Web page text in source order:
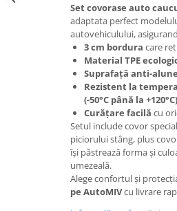
Pompa Spalator Parbriz
Accesorii Camioane
Lampi si Proiectoare Camion
Marcaje si Echipamente de
Accesorii Cabina Camion
Echipamente Electrice si
Echipamente ADR si Utilitare
Set covorase auto
adaptata perfect
autovehiculului,
3 cm bordura care
Material TPE
Suprafaţă anti-
Rezistent la
(-50°C până la +120°C)
Curățare facilă cu
Setul include covor
piciorului stâng, plus
își păstrează forma și
umezeală.
Alege confortul și
pe AutoMIVcu livrare